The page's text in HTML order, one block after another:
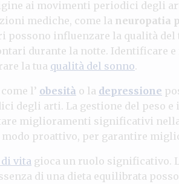
ai movimenti periodici degli
mediche, come la neuropatia
possono influenzare la qualità del
durante la notte. Identificare
la tua qualità del sonno.
l’ obesità o la depressione
degli arti. La gestione del peso
miglioramenti significativi
proattivo, per garantire
vita gioca un ruolo significativo.
di una dieta equilibrata